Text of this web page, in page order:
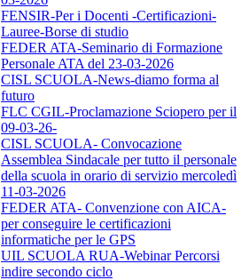
FENSIR-Per i Docenti -Certificazioni-
Lauree-Borse di studio
FEDER ATA-Seminario di Formazione
Personale ATA del 23-03-2026
CISL SCUOLA-News-diamo forma al
futuro
FLC CGIL-Proclamazione Sciopero per il
09-03-26-
CISL SCUOLA- Convocazione
Assemblea Sindacale per tutto il personale
della scuola in orario di servizio mercoledì
11-03-2026
FEDER ATA- Convenzione con AICA-
per conseguire le certificazioni
informatiche per le GPS
UIL SCUOLA RUA-Webinar Percorsi
indire secondo ciclo